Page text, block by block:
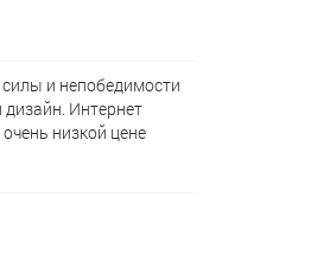
и непобедимости
Интернет
низкой цене